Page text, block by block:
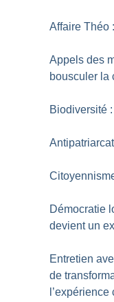
Affaire Théo
Appels des
bousculer la
Biodiversité
Démocratie
devient un
Entretien
de